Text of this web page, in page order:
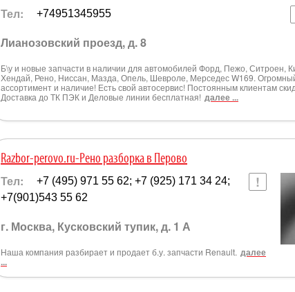
Тел: +74951345955
Лианозовский проезд, д. 8
Б\у и новые запчасти в наличии для автомобилей Форд, Пежо, Ситроен,
Хендай, Рено, Ниссан, Мазда, Опель, Шевроле, Мерседес W169.
ассортимент и наличие! Есть свой автосервис! Постоянным клиентам
Доставка до ТК ПЭК и Деловые линии бесплатная! далее ...
Razbor-perovo.ru-Рено разборка в Перово
Тел:
+7 (495) 971 55 62; +7 (925) 171 34 24;
+7(901)543 55 62
г. Москва, Кусковский тупик, д. 1 А
Наша компания разбирает и продает б.у. запчасти Renault. далее
...